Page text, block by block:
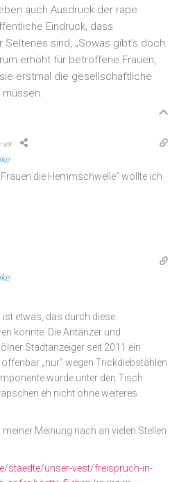
auch Ausdruck der rape
Eindruck, dass
sind, „Sowas gibt’s doch
erhöht für betroffene Frauen,
erstmal die gesellschaftliche
vor
die Hemmschwelle“ wollte ich
etwas, das durch diese
konnte. Die Antänzer und
Stadtanzeiger seit 2011 ein
„nur“ wegen Trickdiebstählen
wurde unter den Tisch
eh nicht ohne weiteres
Meinung nach an vielen Stellen
staedte/unser-vest/freispruch-in-